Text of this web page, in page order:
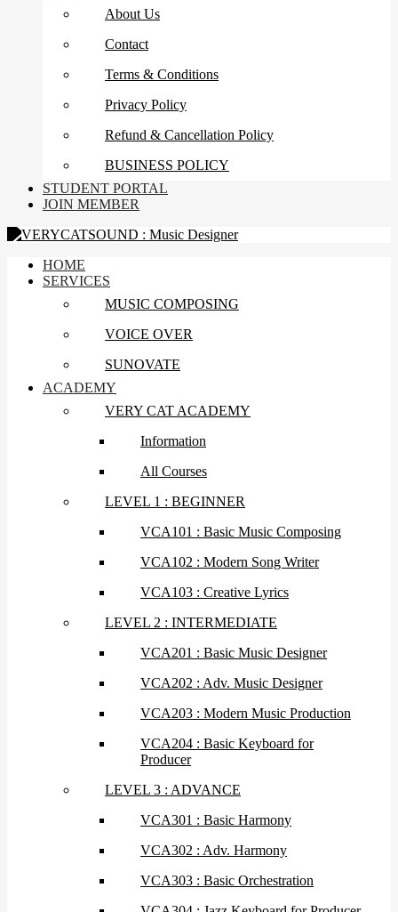
About Us
Contact
Terms & Conditions
Privacy Policy
Refund & Cancellation Policy
BUSINESS POLICY
STUDENT PORTAL
JOIN MEMBER
HOME
SERVICES
MUSIC COMPOSING
VOICE OVER
SUNOVATE
ACADEMY
VERY CAT ACADEMY
Information
All Courses
LEVEL 1 : BEGINNER
VCA101 : Basic Music Composing
VCA102 : Modern Song Writer
VCA103 : Creative Lyrics
LEVEL 2 : INTERMEDIATE
VCA201 : Basic Music Designer
VCA202 : Adv. Music Designer
VCA203 : Modern Music Production
VCA204 : Basic Keyboard for
Producer
LEVEL 3 : ADVANCE
VCA301 : Basic Harmony
VCA302 : Adv. Harmony
VCA303 : Basic Orchestration